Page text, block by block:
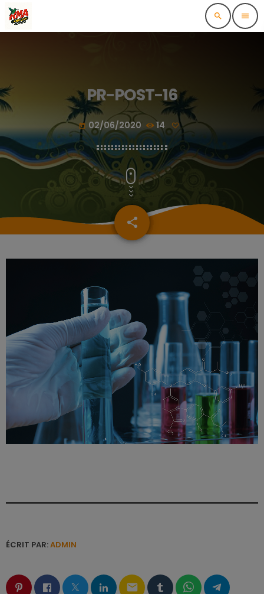
search menu
PR-POST-16
today 02/06/2020 14
share
email
ÉCRIT PAR:ADMIN
email